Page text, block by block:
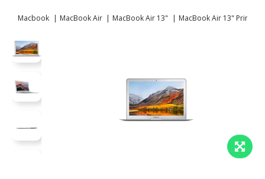
Macbook MacBook Air MacBook Air 13" MacBook Air 13"